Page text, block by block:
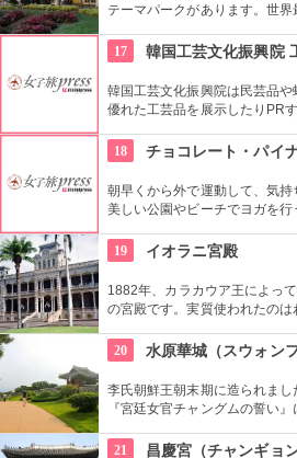
テーマパークがあります。世界
めるアトラクションがありま
17 韓国工芸文化振興院
韓国工芸文化振興院は民芸品
優れた工芸品を展示したりPR
す。美しく、かつ実用性のあ
18
朝早くから外で運動して、気
美しい公園やビーチでヨガを行
芝生エリアで無料のヨガレッ
コチラもぜひ。
19 イオラニ宮殿
1882年、カラカウア王によっ
の宮殿です。実質使われたのは
を経て一般公開されました。
度の数だとか。
20 水原華城（スウォン
李氏朝鮮王朝末期に造られま
『宮廷女官チャングムの誓い
らいかけて歩いて回ることも
21 昌慶宮（チャンギョ